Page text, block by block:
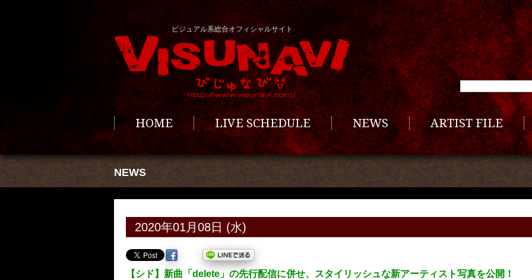
ビジュアル系総合オフィシャルサイト
HOME LIVE SCHEDULE NEWS ARTIST FILE
NEWS
2020年01月08日 (水)
【シド】新曲「delete」の先行配信に併せ、スタイリッシュな新アーティスト写真を公開！